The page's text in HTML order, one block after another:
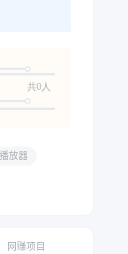
共0人
放器
网赚项目